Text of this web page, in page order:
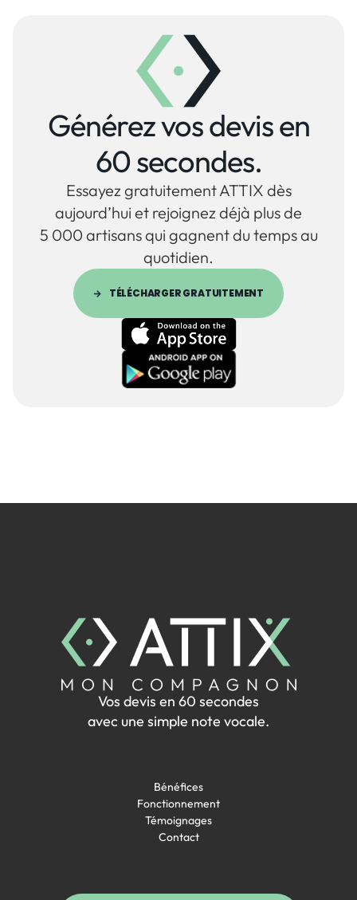
Générez vos devis en
60 secondes.
Essayez gratuitement ATTIX dès
aujourd’hui et rejoignez déjà plus de
5 000 artisans qui gagnent du temps au
quotidien.
TÉLÉCHARGER GRATUITEMENT
Vos devis en 60 secondes
avec une simple note vocale.
Bénéfices
Fonctionnement
Témoignages
Contact